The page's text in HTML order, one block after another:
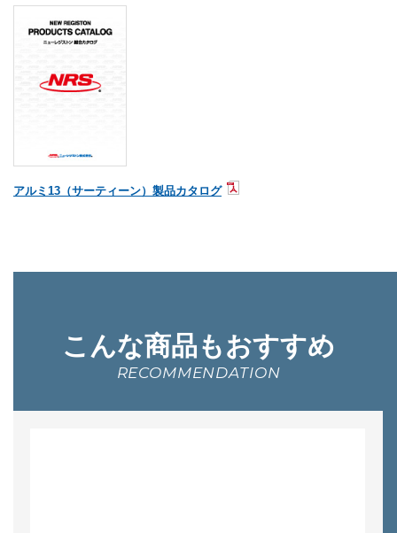
アルミ13（サーティーン）製品カタログ
こんな商品もおすすめ
RECOMMENDATION